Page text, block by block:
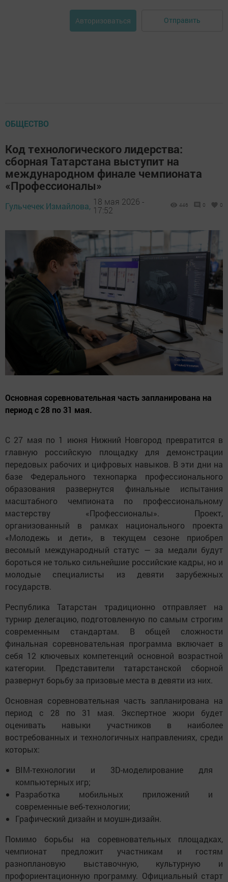
Авторизоваться Отправить
ОБЩЕСТВО
Код технологического лидерства:
сборная Татарстана выступит на
международном финале чемпионата
«Профессионалы»
Гульчечек Измайлова, 18 мая 2026 -
17:52
446 0 0
Основная соревновательная часть запланирована на
период с 28 по 31 мая.
С 27 мая по 1 июня Нижний Новгород превратится в
главную российскую площадку для демонстрации
передовых рабочих и цифровых навыков. В эти дни на
базе Федерального технопарка профессионального
образования развернутся финальные испытания
масштабного чемпионата по профессиональному
мастерству «Профессионалы». Проект,
организованный в рамках национального проекта
«Молодежь и дети», в текущем сезоне приобрел
весомый международный статус — за медали будут
бороться не только сильнейшие российские кадры, но и
молодые специалисты из девяти зарубежных
государств.
Республика Татарстан традиционно отправляет на
турнир делегацию, подготовленную по самым строгим
современным стандартам. В общей сложности
финальная соревновательная программа включает в
себя 12 ключевых компетенций основной возрастной
категории. Представители татарстанской сборной
развернут борьбу за призовые места в девяти из них.
Основная соревновательная часть запланирована на
период с 28 по 31 мая. Экспертное жюри будет
оценивать навыки участников в наиболее
востребованных и технологичных направлениях, среди
которых:
BIM-технологии и 3D-моделирование для
компьютерных игр;
Разработка мобильных приложений и
современные веб-технологии;
Графический дизайн и моушн-дизайн.
Помимо борьбы на соревновательных площадках,
чемпионат предложит участникам и гостям
разноплановую выставочную, культурную и
профориентационную программу. Официальный старт